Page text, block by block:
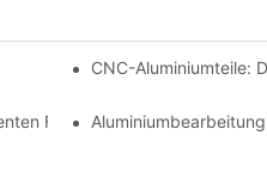
CNC-Aluminiumteile:
Für Die Industrielle